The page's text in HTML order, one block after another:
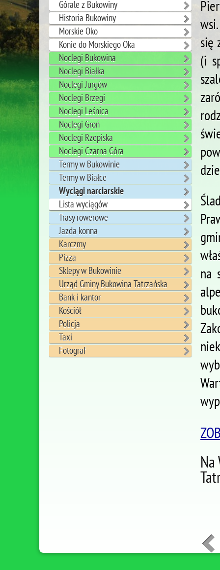
Górale z Bukowiny
Historia Bukowiny
Morskie Oko
Konie do Morskiego Oka
Noclegi Bukowina
Noclegi Białka
Noclegi Jurgów
Noclegi Brzegi
Noclegi Leśnica
Noclegi Groń
Noclegi Rzepiska
Noclegi Czarna Góra
Termy w Bukowinie
Termy w Białce
Wyciągi narciarskie
Lista wyciągów
Trasy rowerowe
Jazda konna
Karczmy
Pizza
Sklepy w Bukowinie
Urząd Gminy Bukowina Tatrzańska
Bank i kantor
Kościół
Policja
Taxi
Fotograf
się
(i
na